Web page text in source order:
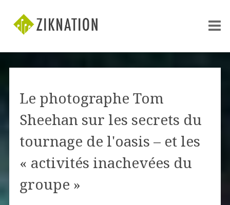
Le photographe Tom
Sheehan sur les secrets du
tournage de l'oasis – et les
« activités inachevées du
groupe »